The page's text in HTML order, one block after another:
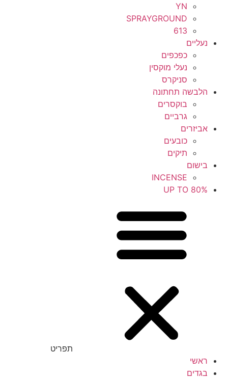
YN
SPRAYGROUND
613
נעליים
כפכפים
נעלי מוקסין
סניקרס
הלבשה תחתונה
בוקסרים
גרביים
אביזרים
כובעים
תיקים
בישום
INCENSE
UP TO 80%
תפריט
ראשי
בגדים